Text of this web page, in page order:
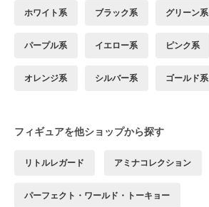
ホワイト系 ブラック系 グリーン系
パープル系 イエロー系 ピンク系
オレンジ系 シルバー系 ゴールド系
フィギュアを他ショップから探す
リトルレガード アミナコレクション
パーフェクト・ワールド・トーキョー